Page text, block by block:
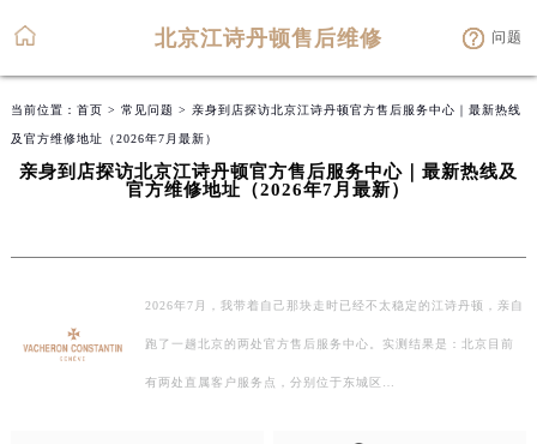
北京江诗丹顿售后维修 问题
当前位置： 首页 > 常见问题 > 亲身到店探访北京江诗丹顿官方售后服务中心｜最新热线
及官方维修地址（2026年7月最新）
亲身到店探访北京江诗丹顿官方售后服务中心｜最新热线及
官方维修地址（2026年7月最新）
2026年7月，我带着自己那块走时已经不太稳定的江诗丹顿，亲自
跑了一趟北京的两处官方售后服务中心。实测结果是：北京目前
有两处直属客户服务点，分别位于东城区…